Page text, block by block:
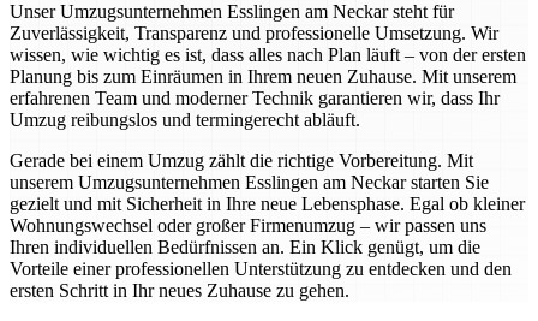
Unser Umzugsunternehmen Esslingen am Neckar steht für
Zuverlässigkeit, Transparenz und professionelle Umsetzung. Wir
wissen, wie wichtig es ist, dass alles nach Plan läuft – von der ersten
Planung bis zum Einräumen in Ihrem neuen Zuhause. Mit unserem
erfahrenen Team und moderner Technik garantieren wir, dass Ihr
Umzug reibungslos und termingerecht abläuft.
Gerade bei einem Umzug zählt die richtige Vorbereitung. Mit
unserem Umzugsunternehmen Esslingen am Neckar starten Sie
gezielt und mit Sicherheit in Ihre neue Lebensphase. Egal ob kleiner
Wohnungswechsel oder großer Firmenumzug – wir passen uns
Ihren individuellen Bedürfnissen an. Ein Klick genügt, um die
Vorteile einer professionellen Unterstützung zu entdecken und den
ersten Schritt in Ihr neues Zuhause zu gehen.